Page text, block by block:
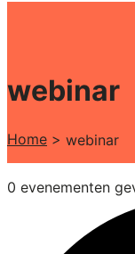
webinar
Home > webinar
0 evenementen